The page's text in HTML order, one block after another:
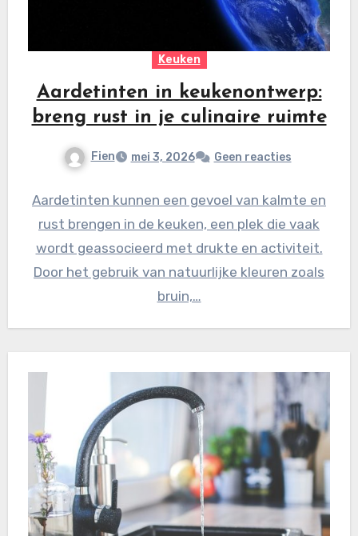
Keuken
Aardetinten in keukenontwerp:
breng rust in je culinaire ruimte
Fien mei 3, 2026 Geen reacties
Aardetinten kunnen een gevoel van kalmte en
rust brengen in de keuken, een plek die vaak
wordt geassocieerd met drukte en activiteit.
Door het gebruik van natuurlijke kleuren zoals
bruin,…